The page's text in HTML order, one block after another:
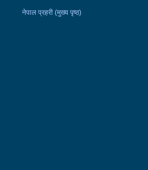
नेपाल प्रहरी (मुख्य पृष्ठ)